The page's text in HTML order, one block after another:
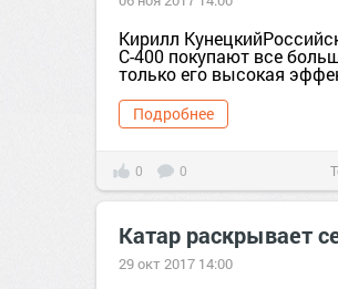
Кирилл
С-400 покупают все
только его высокая
Подробнее
0 0
Катар раскрывает
29 окт 2017 14:00